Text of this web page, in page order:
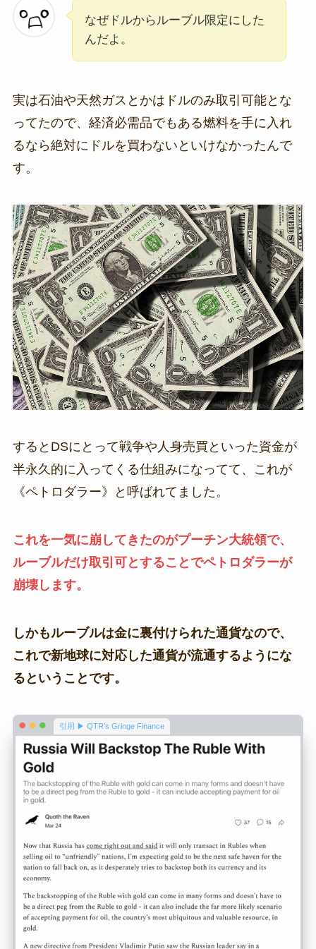
なぜドルからルーブル限定にした
んだよ。
実は石油や天然ガスとかはドルのみ取引可能とな
ってたので、経済必需品でもある燃料を手に入れ
るなら絶対にドルを買わないといけなかったんで
す。
するとDSにとって戦争や人身売買といった資金が
半永久的に入ってくる仕組みになってて、これが
《ペトロダラー》と呼ばれてました。
これを一気に崩してきたのがプーチン大統領で、
ルーブルだけ取引可とすることでペトロダラーが
崩壊します。
しかもルーブルは金に裏付けられた通貨なので、
これで新地球に対応した通貨が流通するようにな
るということです。
引用 ▶ QTR’s Gringe Finance